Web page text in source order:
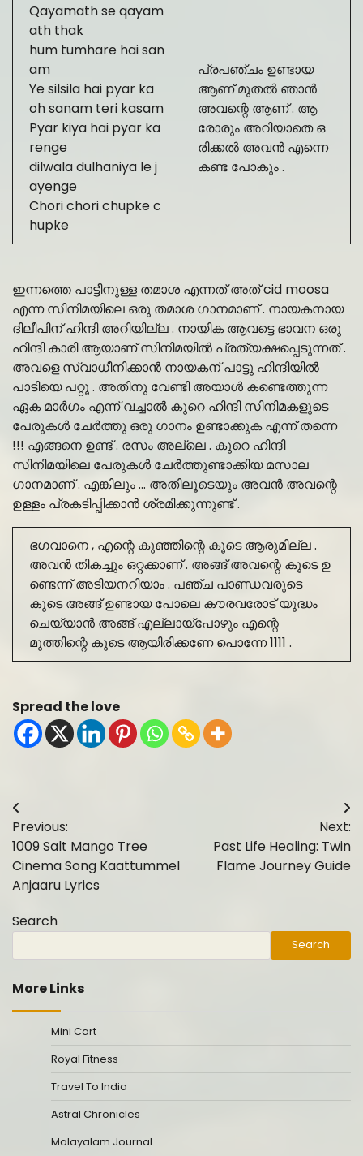
Qayamath se qayam
ath thak
hum tumhare hai san
am
Ye silsila hai pyar ka
oh sanam teri kasam
Pyar kiya hai pyar ka
renge
dilwala dulhaniya le j
ayenge
Chori chori chupke c
hupke
പ്രപഞ്ചം ഉണ്ടായ
ആണ് മുതൽ ഞാൻ
അവന്റെ ആണ് . ആ
രോരും അറിയാതെ ഒ
രിക്കൽ അവൻ എന്നെ
കണ്ട പോകും .
ഇന്നത്തെ പാട്ടീനുള്ള തമാശ എന്നത് അത് cid moosa
എന്ന സിനിമയിലെ ഒരു തമാശ ഗാനമാണ് . നായകനായ
ദിലീപിന് ഹിന്ദി അറിയില്ല . നായിക ആവട്ടെ ഭാവന ഒരു
ഹിന്ദി കാരി ആയാണ് സിനിമയിൽ പ്രത്യക്ഷപ്പെടുന്നത് .
അവളെ സ്വാധീനിക്കാൻ നായകന് പാട്ടു ഹിന്ദിയിൽ
പാടിയെ പറ്റൂ . അതിനു വേണ്ടി അയാൾ കണ്ടെത്തുന്ന
ഏക മാർഗം എന്ന് വച്ചാൽ കുറെ ഹിന്ദി സിനിമകളുടെ
പേരുകൾ ചേർത്തു ഒരു ഗാനം ഉണ്ടാക്കുക എന്ന് തന്നെ
!!! എങ്ങനെ ഉണ്ട് . രസം അല്ലെ . കുറെ ഹിന്ദി
സിനിമയിലെ പേരുകൾ ചേർത്തുണ്ടാക്കിയ മസാല
ഗാനമാണ് . എങ്കിലും … അതിലൂടെയും അവൻ അവന്റെ
ഉള്ളം പ്രകടിപ്പിക്കാൻ ശ്രമിക്കുന്നുണ്ട് .
ഭഗവാനെ , എന്റെ കുഞ്ഞിന്റെ കൂടെ ആരുമില്ല .
അവൻ തികച്ചും ഒറ്റക്കാണ് . അങ്ങ് അവന്റെ കൂടെ ഉ
ണ്ടെന്ന് അടിയനറിയാം . പഞ്ച പാണ്ഡവരുടെ
കൂടെ അങ്ങ് ഉണ്ടായ പോലെ കൗരവരോട് യുദ്ധം
ചെയ്യാൻ അങ്ങ് എല്ലായ്‌പോഴും എന്റെ
മുത്തിന്റെ കൂടെ ആയിരിക്കണേ പൊന്നേ 1111 .
Spread the love
Post
navigation
Previous:
1009 Salt Mango Tree
Cinema Song Kaattummel
Anjaaru Lyrics
Next:
Past Life Healing: Twin
Flame Journey Guide
Search
Search
More Links
Mini Cart
Royal Fitness
Travel To India
Astral Chronicles
Malayalam Journal